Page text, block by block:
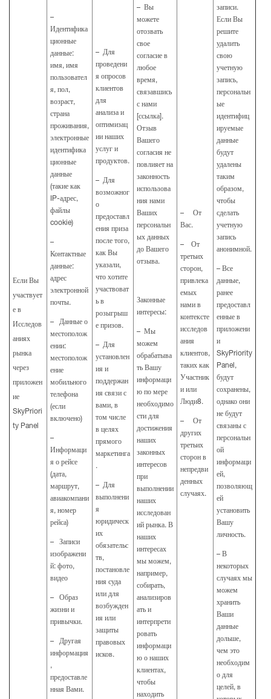
Если Вы
участвует
е в
Исследов
аниях
рынка
через
приложен
ие
SkyPriori
ty Panel
–
Идентифика
ционные
данные:
имя, имя
пользовател
я, пол,
возраст,
страна
проживания,
электронные
идентифика
ционные
данные
(такие как
IP-адрес,
файлы
cookie)
–
Контактные
данные:
адрес
электронной
почты.
– Данные о
местополож
ении:
местополож
ение
мобильного
телефона
(если
включено)
–
Информаци
я о рейсе
(дата,
маршрут,
авиакомпани
я, номер
рейса)
– Записи
изображени
й: фото,
видео
– Образ
жизни и
привычки.
– Другая
информация
,
предоставле
нная Вами.
– Для
проведени
я опросов
клиентов
для
анализа и
оптимизац
ии наших
услуг и
продуктов.
– Для
возможног
о
предоставл
ения приза
после того,
как Вы
указали,
что хотите
участвоват
ь в
розыгрыш
е призов.
– Для
установлен
ия и
поддержан
ия связи с
вами, в
том числе
в целях
прямого
маркетинга
.
– Для
выполнени
я
юридическ
их
обязательс
тв,
постановле
ния суда
или для
возбужден
ия или
защиты
правовых
исков.
– Вы
можете
отозвать
свое
согласие в
любое
время,
связавшись
с нами
[ссылка].
Отзыв
Вашего
согласия не
повлияет на
законность
использова
ния нами
Ваших
персональн
ых данных
до Вашего
отзыва.
Законные
интересы:
– Мы
можем
обрабатыва
ть Вашу
информаци
ю по мере
необходимо
сти для
достижения
наших
законных
интересов
при
выполнении
наших
исследован
ий рынка. В
наших
интересах
мы можем,
например,
собирать,
анализиров
ать и
интерпрети
ровать
информаци
ю о наших
клиентах,
чтобы
находить
– От
Вас.
– От
третьих
сторон,
привлека
емых
нами в
контексте
исследов
ания
клиентов,
таких как
Участник
и или
Люди8.
– От
других
третьих
сторон в
непредви
денных
случаях.
записи.
Если Вы
решите
удалить
свою
учетную
запись,
персональн
ые
идентифиц
ируемые
данные
будут
удалены
таким
образом,
чтобы
сделать
учетную
запись
анонимной.
– Все
данные,
ранее
предоставл
енные в
приложени
и
SkyPriority
Panel,
будут
сохранены,
однако они
не будут
связаны с
персональн
ой
информаци
ей,
позволяющ
ей
установить
Вашу
личность.
– В
некоторых
случаях мы
можем
хранить
Ваши
данные
дольше,
чем это
необходим
о для
целей, в